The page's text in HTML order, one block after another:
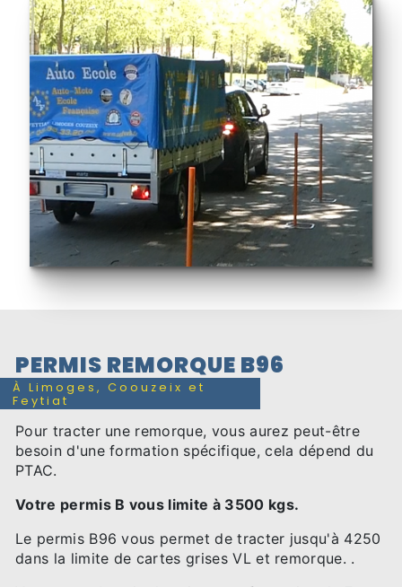
PERMIS REMORQUE B96
À Limoges, Coouzeix et
Feytiat
Pour tracter une remorque, vous aurez peut-être
besoin d'une formation spécifique, cela dépend du
PTAC.
Votre permis B vous limite à 3500 kgs.
Le permis B96 vous permet de tracter jusqu'à 4250
dans la limite de cartes grises VL et remorque. .